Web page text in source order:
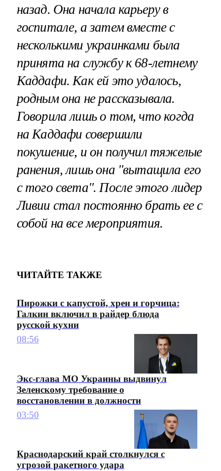
назад. Она начала карьеру в
госпитале, а затем вместе с
несколькими украинками была
принята на службу к 68-летнему
Каддафи. Как ей это удалось,
родным она не рассказывала.
Говорила лишь о том, что когда
на Каддафи совершили
покушение, и он получил тяжелые
ранения, лишь она "вытащила его
с того света". После этого лидер
Ливии стал постоянно брать ее с
собой на все мероприятия.
ЧИТАЙТЕ ТАКЖЕ
Пирожки с капустой, хрен и горчица:
Галкин включил в райдер блюда
русской кухни
08:56
Экс-глава МО Украины выдвинул
Зеленскому требование о
восстановлении в должности
03:50
Краснодарский край столкнулся с
угрозой ракетного удара